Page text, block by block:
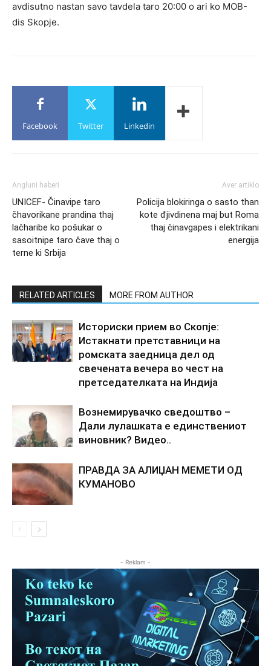
avdisutno nastan savo tavdela taro 20:00 o ari ko MOB-
dis Skopje.
Facebook Twitter Linkedin
Angluni haberi
UNICEF- Činavipe taro
čhavorikane prandina thaj
lačharibe ko pošukar o
sasoitnipe taro čave thaj o
terne ki Srbija
Aver artiklo
Policija blokiringa o sasto than
kote đjivdinena maj but Roma
thaj činavgapes i elektrikani
energija
RELATED ARTICLES MORE FROM AUTHOR
Историски прием во Скопје:
Истакнати претставници на
ромската заедница дел од
свечената вечера во чест на
претседателката на Индија
Вознемирувачко сведоштво –
Дали лулашката е единствениот
виновник? Видео..
ПРАВДА ЗА АЛИЏАН МЕМЕТИ ОД
КУМАНОВО
- Reklam -